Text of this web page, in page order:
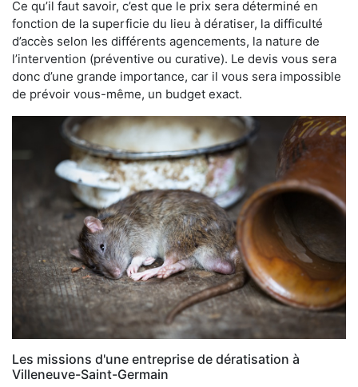
Ce qu’il faut savoir, c’est que le prix sera déterminé en
fonction de la superficie du lieu à dératiser, la difficulté
d’accès selon les différents agencements, la nature de
l’intervention (préventive ou curative). Le devis vous sera
donc d’une grande importance, car il vous sera impossible
de prévoir vous-même, un budget exact.
Les missions d'une entreprise de dératisation à
Villeneuve-Saint-Germain